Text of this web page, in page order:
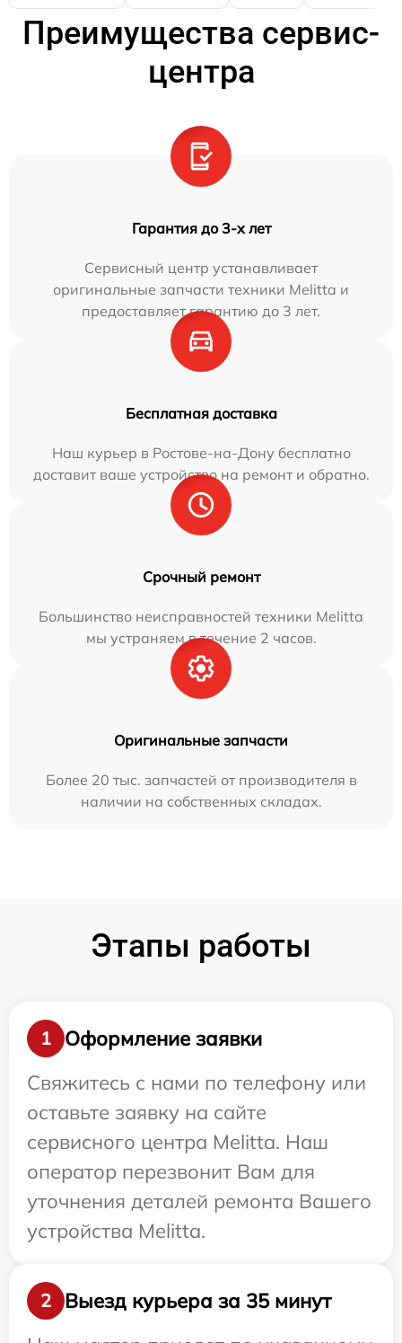
Преимущества сервис-
центра
Гарантия до 3-х лет
Сервисный центр устанавливает
оригинальные запчасти техники Melitta и
предоставляет гарантию до 3 лет.
Бесплатная доставка
Наш курьер в Ростове-на-Дону бесплатно
доставит ваше устройство на ремонт и обратно.
Срочный ремонт
Большинство неисправностей техники Melitta
мы устраняем в течение 2 часов.
Оригинальные запчасти
Более 20 тыс. запчастей от производителя в
наличии на собственных складах.
Этапы работы
1
Оформление заявки
Свяжитесь с нами по телефону или
оставьте заявку на сайте
сервисного центра Melitta. Наш
оператор перезвонит Вам для
уточнения деталей ремонта Вашего
устройства Melitta.
2
Выезд курьера за 35 минут